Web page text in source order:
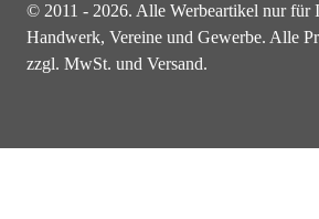
© 2011 - 2026. Alle Werbeartikel nur für
Handwerk, Vereine und Gewerbe. Alle
zzgl. MwSt. und Versand.